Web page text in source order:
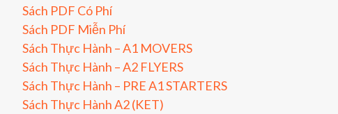
Sách PDF Có Phí
Sách PDF Miễn Phí
Sách Thực Hành – A1 MOVERS
Sách Thực Hành – A2 FLYERS
Sách Thực Hành – PRE A1 STARTERS
Sách Thực Hành A2 (KET)